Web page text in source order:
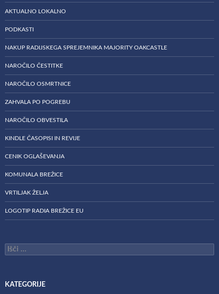
AKTUALNO LOKALNO
PODKASTI
NAKUP RADIJSKEGA SPREJEMNIKA MAJORITY OAKCASTLE
NAROČILO ČESTITKE
NAROČILO OSMRTNICE
ZAHVALA PO POGREBU
NAROČILO OBVESTILA
KINDLE ČASOPISI IN REVIJE
CENIK OGLAŠEVANJA
KOMUNALA BREŽICE
VRTILJAK ŽELJA
LOGOTIP RADIA BREŽICE EU
Išči:
KATEGORIJE